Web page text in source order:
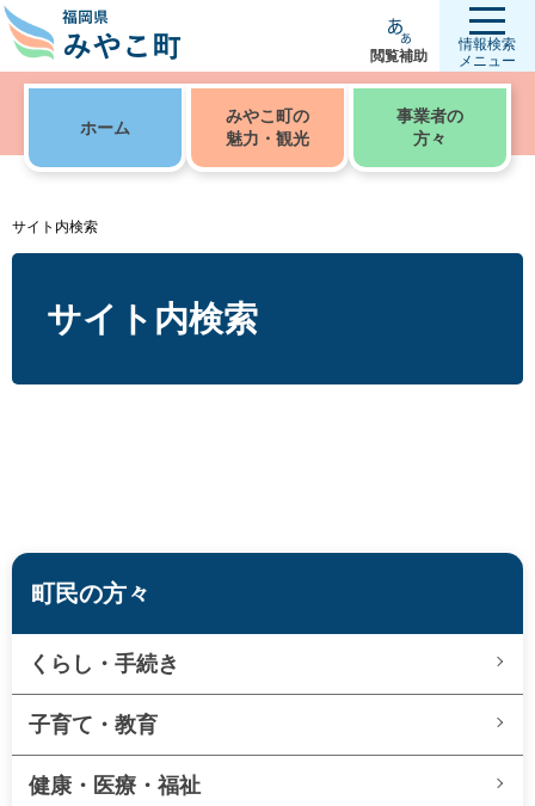
閲覧補助
情報検索
メニュー
ホーム
みやこ町の
魅力・観光
事業者の
方々
サイト内検索
サイト内検索
町民の方々
くらし・手続き
子育て・教育
健康・医療・福祉